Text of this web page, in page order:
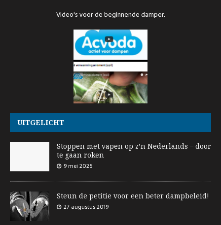
Video's voor de beginnende damper.
UITGELICHT
Stoppen met vapen op z’n Nederlands – door
te gaan roken
9 mei 2025
Steun de petitie voor een beter dampbeleid!
27 augustus 2019